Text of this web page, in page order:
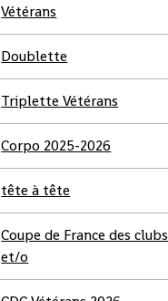
Vétérans
Doublette
Triplette Vétérans
Corpo 2025-2026
tête à tête
Coupe de France des clubs
et/o